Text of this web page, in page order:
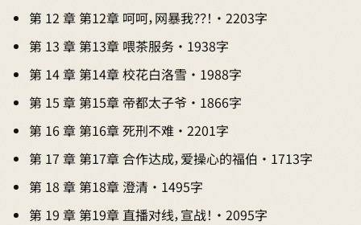
第 12 章 第12章 呵呵，网暴我？？！ · 2203字
第 13 章 第13章 喂茶服务 · 1938字
第 14 章 第14章 校花白洛雪 · 1988字
第 15 章 第15章 帝都太子爷 · 1866字
第 16 章 第16章 死刑不难 · 2201字
第 17 章 第17章 合作达成，爱操心的福伯 · 1713字
第 18 章 第18章 澄清 · 1495字
第 19 章 第19章 直播对线，宣战！ · 2095字